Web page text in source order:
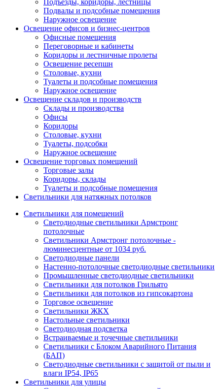
Подвалы и подсобные помещения
Наружное освещение
Освещение офисов и бизнес-центров
Офисные помещения
Переговорные и кабинеты
Коридоры и лестничные пролеты
Освещение ресепшн
Столовые, кухни
Туалеты и подсобные помещения
Наружное освещение
Освещение складов и производств
Склады и производства
Офисы
Коридоры
Столовые, кухни
Туалеты, подсобки
Наружное освещение
Освещение торговых помещений
Торговые залы
Коридоры, склады
Туалеты и подсобные помещения
Светильники для натяжных потолков
Светильники для помещений
Светодиодные светильники Армстронг
потолочные
Светильники Армстронг потолочные -
люминесцентные от 1034 руб.
Светодиодные панели
Настенно-потолочные светодиодные светильники
Промышленные светодиодные светильники
Светильники для потолков Грильято
Светильники для потолков из гипсокартона
Торговое освещение
Светильники ЖКХ
Настольные светильники
Светодиодная подсветка
Встраиваемые и точечные светильники
Светильники с Блоком Аварийного Питания
(БАП)
Светодиодные светильники с защитой от пыли и
влаги IP54, IP65
Светильники для улицы